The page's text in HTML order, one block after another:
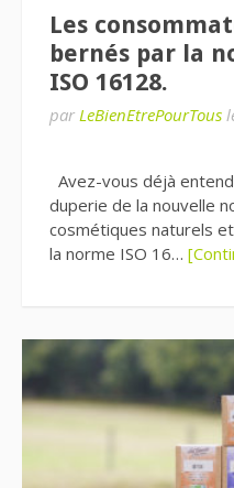
Les
bernés par la
ISO 16128.
par LeBienEtrePourTous
Avez-vous déjà
duperie de la nouvelle
cosmétiques naturels
la norme ISO 16…